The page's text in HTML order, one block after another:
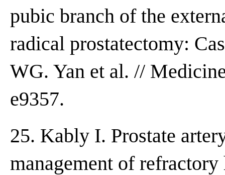
pubic branch of the
radical prostatectomy:
WG. Yan et al. //
e9357.
25. Kably I. Prostate
management of